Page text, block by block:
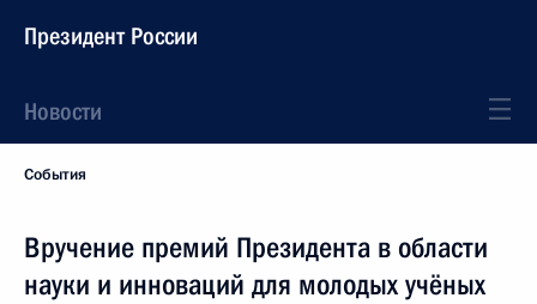
Президент России
Новости
События
Вручение премий Президента в области
науки и инноваций для молодых учёных